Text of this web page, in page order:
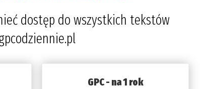
dostęp do wszystkich tekstów
GPC - na 1 rok